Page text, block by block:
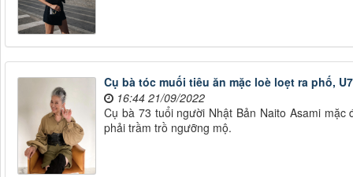
Cụ bà tóc muối tiêu ăn mặc loè loẹt ra phố,
16:44 21/09/2022
Cụ bà 73 tuổi người Nhật Bản Naito Asami
phải trầm trồ ngưỡng mộ.